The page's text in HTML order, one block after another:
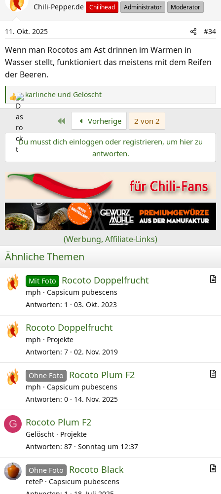
Chili-Pepper.de Chilihead Administrator Moderator
11. Okt. 2025 #34
Wenn man Rocotos am Ast drinnen im Warmen in
Wasser stellt, funktioniert das meistens mit dem Reifen
der Beeren.
R
e
k
o
n
karlinche und Gelöscht
Erste Vorherige 2 von 2
Du musst dich einloggen oder registrieren, um hier zu
antworten.
(Werbung, Affiliate-Links)
Ähnliche Themen
i
Mit Foto Rocoto Doppelfrucht
mph
Capsicum pubescens
Antworten 1 03. Okt. 2023
Rocoto Doppelfrucht
mph
Projekte
Antworten 7 02. Nov. 2019
i
Ohne Foto Rocoto Plum F2
mph
Capsicum pubescens
Antworten 0 14. Nov. 2025
G Rocoto Plum F2
Gelöscht
Projekte
Antworten 87 Sonntag um 12:37
Ohne Foto Rocoto Black
reteP
Capsicum pubescens